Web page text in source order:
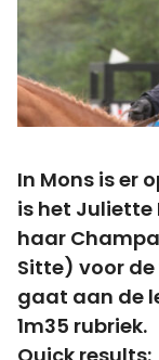
In Mons is er
is het Juliette
haar
Sitte) voor de
gaat aan de
1m35 rubriek.